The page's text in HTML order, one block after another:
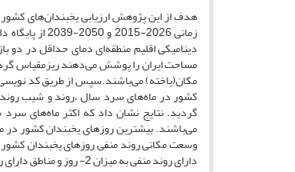
هدف از این پژوهش ارزیابی یخبندان‌های
کشور در ماه‌های سرد سال ،روند و شیب
دارای روند منفی به میزان 2- روز و مناطق دارای روند مثبت به میزان 2 روز در سال است.